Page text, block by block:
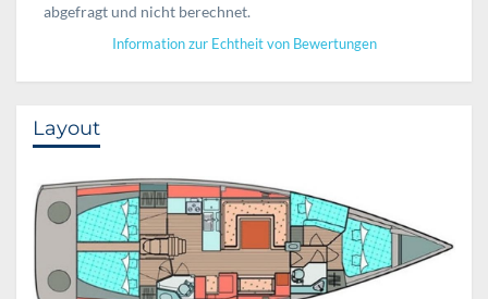
abgefragt und nicht berechnet.
Information zur Echtheit von Bewertungen
Layout